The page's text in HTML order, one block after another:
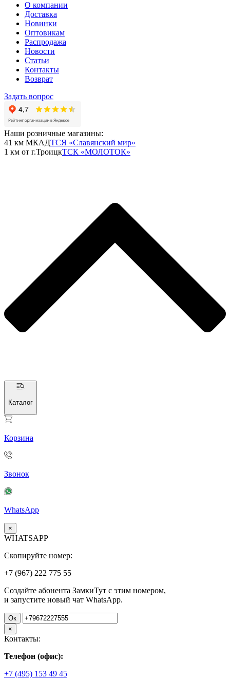
О компании
Доставка
Новинки
Оптовикам
Распродажа
Новости
Статьи
Контакты
Возврат
Задать вопрос
Наши розничные магазины:
41 км МКАДТСЯ «Славянский мир»
1 км от г.ТроицкТСК «МОЛОТОК»
Каталог
Корзина
Звонок
WhatsApp
×
WHATSAPP
Скопируйте номер:
+7 (967) 222 775 55
Создайте абонента ЗамкиТут с этим номером,
и запустите новый чат WhatsApp.
Ок
×
Контакты:
Телефон (офис):
+7 (495) 153 49 45